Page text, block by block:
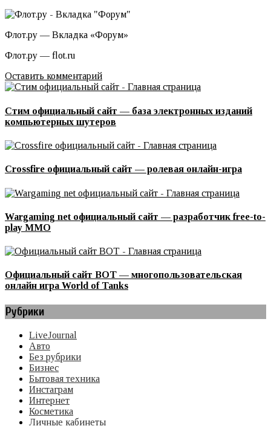
Флот.ру — Вкладка «Форум»
Флот.ру — flot.ru
Оставить комментарий
Стим официальный сайт — база электронных изданий
компьютерных шутеров
Crossfire официальный сайт — ролевая онлайн-игра
Wargaming net официальный сайт — разработчик free-to-
play ММО
Официальный сайт ВОТ — многопользовательская
онлайн игра World of Tanks
Рубрики
LiveJournal
Авто
Без рубрики
Бизнес
Бытовая техника
Инстаграм
Интернет
Косметика
Личные кабинеты